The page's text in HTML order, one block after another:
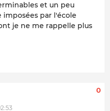
et un peu
par l'école
je ne me rappelle plus
0